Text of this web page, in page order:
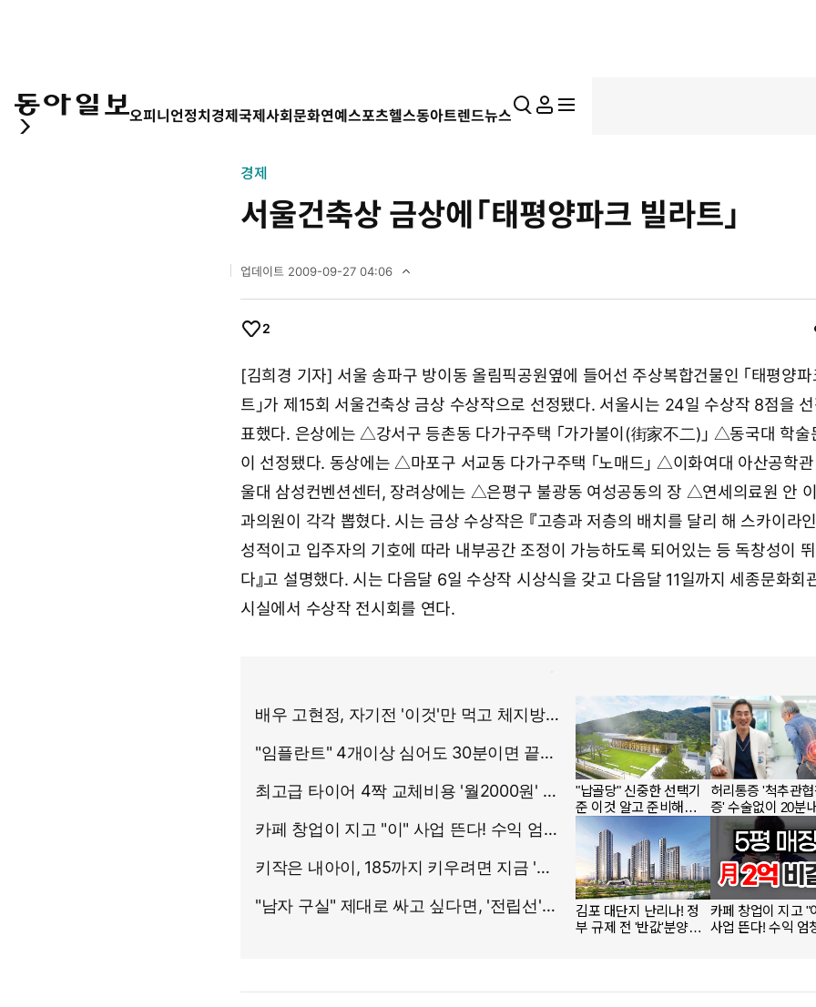
오피니언정치경제국제사회문화연예스포츠헬스동아트렌드뉴스 통 마
지
전
펼
치
경제
서울건축상 금상에「태평양파크 빌라트」
업데이트 2009-09-27 04:06
0
9
2
7
일
0
시
0
6
분
요
2
[김희경 기자] 서울 송파구 방이동 올림픽공원옆에 들어선 주상복합건물인 「태평양파
트」가 제15회 서울건축상 금상 수상작으로 선정됐다. 서울시는 24일 수상작 8점을
표했다. 은상에는 △강서구 등촌동 다가구주택 「가가불이(街家不二)」 △동국대 학술
이 선정됐다. 동상에는 △마포구 서교동 다가구주택 「노매드」 △이화여대 아산공학
울대 삼성컨벤션센터, 장려상에는 △은평구 불광동 여성공동의 장 △연세의료원 안
과의원이 각각 뽑혔다. 시는 금상 수상작은 『고층과 저층의 배치를 달리 해 스카이라
성적이고 입주자의 기호에 따라 내부공간 조정이 가능하도록 되어있는 등 독창성이
다』고 설명했다. 시는 다음달 6일 수상작 시상식을 갖고 다음달 11일까지 세종문화회
시실에서 수상작 전시회를 연다.